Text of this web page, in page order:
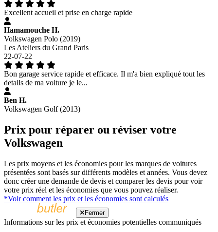
Excellent accueil et prise en charge rapide
Hamamouche H.
Volkswagen Polo (2019)
Les Ateliers du Grand Paris
22-07-22
Bon garage service rapide et efficace. Il m'a bien expliqué tout les
details de ma voiture je le...
Ben H.
Volkswagen Golf (2013)
Prix pour réparer ou réviser votre
Volkswagen
Les prix moyens et les économies pour les marques de voitures
présentées sont basés sur différents modèles et années. Vous devez
donc créer une demande de devis et comparer les devis pour voir
votre prix réel et les économies que vous pouvez réaliser.
*Voir comment les prix et les économies sont calculés
Fermer
Informations sur les prix et économies potentielles communiqués